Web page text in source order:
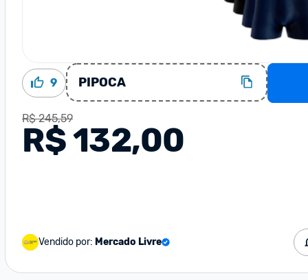
9 PIPOCA
R$ 245,59
R$ 132,00
Vendido por: Mercado Livre